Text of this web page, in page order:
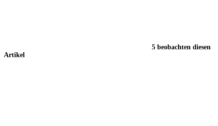
5 beobachten diesen
Artikel